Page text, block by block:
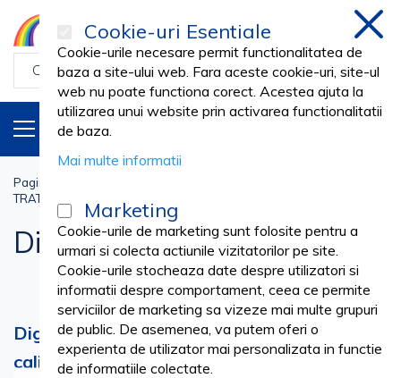
PRODUSE
Pagina principala
TRATAMENTE - RESTAURARI COROANE
Diga Dentara
Diga Dentara - standarde stricte de
calitate, la prețuri competitive.
Cookie-uri Esentiale
Cookie-urile necesare permit functionalitatea de
baza a site-ului web. Fara aceste cookie-uri, site-ul
web nu poate functiona corect. Acestea ajuta la
utilizarea unui website prin activarea functionalitatii
de baza.
Mai multe informatii
Marketing
Cookie-urile de marketing sunt folosite pentru a
urmari si colecta actiunile vizitatorilor pe site.
Cookie-urile stocheaza date despre utilizatori si
informatii despre comportament, ceea ce permite
serviciilor de marketing sa vizeze mai multe grupuri
de public. De asemenea, va putem oferi o
experienta de utilizator mai personalizata in functie
de informatiile colectate.